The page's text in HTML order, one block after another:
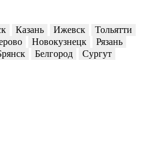
Казань Ижевск
Тольятти
Новокузнецк
Рязань
Белгород
Сургут